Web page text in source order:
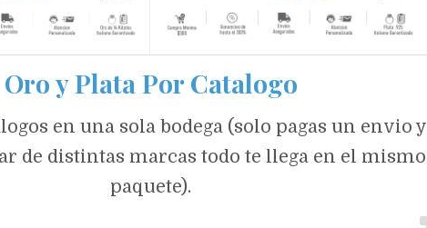
Oro y Plata Por Catalogo
en una sola bodega (solo pagas un envio y
de distintas marcas todo te llega en el mismo
paquete).